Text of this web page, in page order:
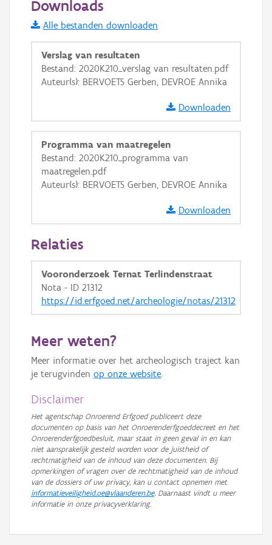
Informatie Vlaanderen
i
+ −
Basis Lagen
Ortho
GRB-Basiskaart
GRB-Basiskaart in grijswaarden
Downloads
Alle bestanden downloaden
Verslag van resultaten
Bestand: 2020K210_verslag van resultaten.pdf
Auteur(s): BERVOETS Gerben, DEVROE Annika
Downloaden
Programma van maatregelen
Bestand: 2020K210_programma van
maatregelen.pdf
Auteur(s): BERVOETS Gerben, DEVROE Annika
Downloaden
Relaties
Vooronderzoek Ternat Terlindenstraat
Nota - ID 21312
https://id.erfgoed.net/archeologie/notas/21312
Meer weten?
Meer informatie over het archeologisch traject kan
je terugvinden op onze website.
Disclaimer
Het agentschap Onroerend Erfgoed publiceert deze
documenten op basis van het Onroerenderfgoeddecreet en het
Onroerenderfgoedbesluit, maar staat in geen geval in en kan
niet aansprakelijk gesteld worden voor de juistheid of
rechtmatigheid van de inhoud van deze documenten. Bij
opmerkingen of vragen over de rechtmatigheid van de inhoud
van de dossiers of uw privacy, kan u contact opnemen met
informatieveiligheid.oe@vlaanderen.be. Daarnaast vindt u meer
informatie in onze privacyverklaring.